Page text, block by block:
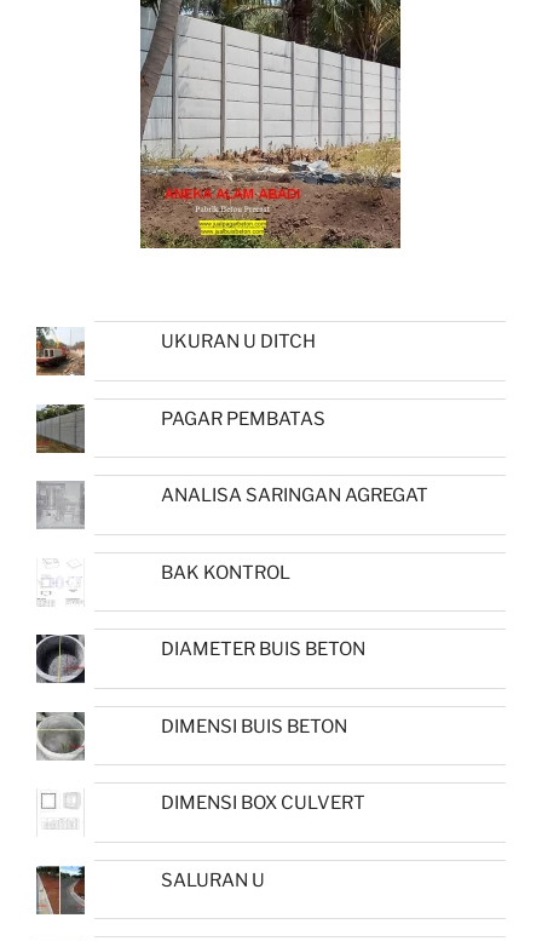
UKURAN U DITCH
PAGAR PEMBATAS
ANALISA SARINGAN AGREGAT
BAK KONTROL
DIAMETER BUIS BETON
DIMENSI BUIS BETON
DIMENSI BOX CULVERT
SALURAN U